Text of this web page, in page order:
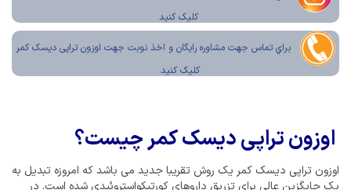
کليک کنيد
براي تماس جهت مشاوره رايگان و اخذ نوبت جهت اوزون تراپی دیسک کمر
کليک کنيد
اوزون تراپی دیسک کمر چیست؟
اوزون تراپی دیسک کمر یک روش تقریبا جدید می باشد که امروزه تبدیل به